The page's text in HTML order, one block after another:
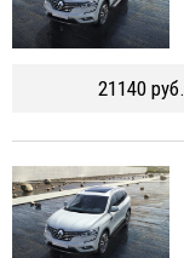
21140 руб.